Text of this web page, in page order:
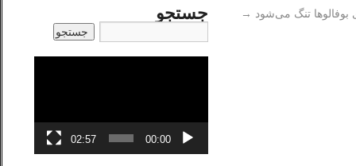
بوفالو‌ها تنگ می‌شود → جستجو
00:00
02:57